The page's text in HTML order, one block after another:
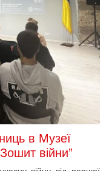
в Музеї
війни”